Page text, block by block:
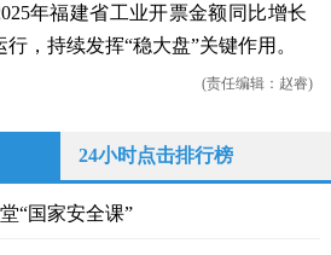
年福建省工业开票金额同比增长
，持续发挥“稳大盘”关键作用。
(责任编辑：赵睿)
24小时点击排行榜
“国家安全课”